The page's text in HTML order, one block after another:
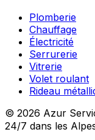
Plomberie
Chauffage
Électricité
Serrurerie
Vitrerie
Volet roulant
Rideau
© 2026 Azur
24/7 dans les